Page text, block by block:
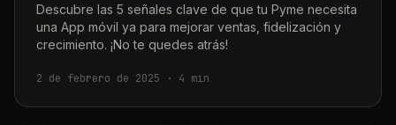
Descubre las 5 señales clave de que tu Pyme necesita
una App móvil ya para mejorar ventas, fidelización y
crecimiento. ¡No te quedes atrás!
2 de febrero de 2025 · 4 min